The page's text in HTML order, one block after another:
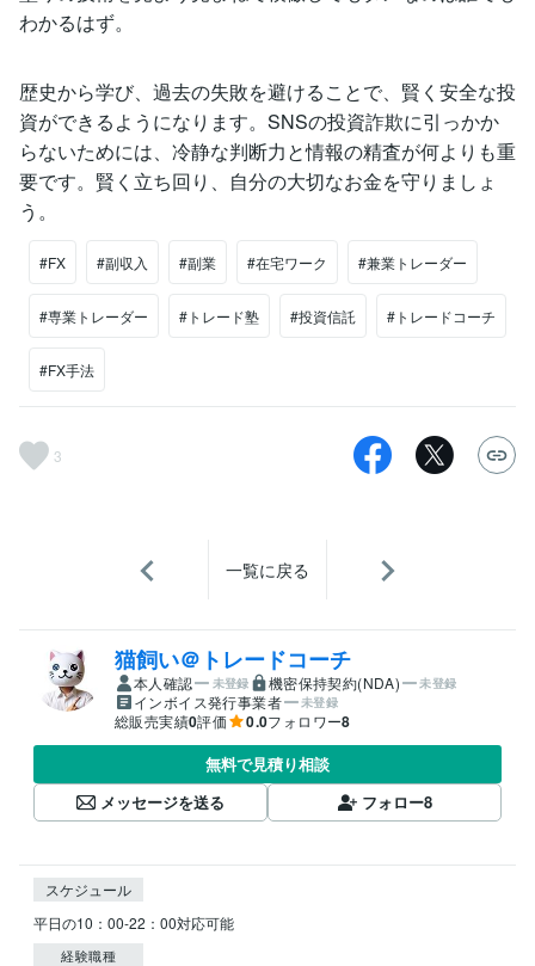
わかるはず。
歴史から学び、過去の失敗を避けることで、賢く安全な投
資ができるようになります。SNSの投資詐欺に引っかか
らないためには、冷静な判断力と情報の精査が何よりも重
要です。賢く立ち回り、自分の大切なお金を守りましょ
う。
#FX #副収入 #副業 #在宅ワーク #兼業トレーダー
#専業トレーダー #トレード塾 #投資信託 #トレードコーチ
#FX手法
3
一覧に戻る
猫飼い＠トレードコーチ
本人確認 未登録 機密保持契約(NDA) 未登録
インボイス発行事業者 未登録
総販売実績0評価 0.0フォロワー8
無料で見積り相談
メッセージを送る
フォロー8
スケジュール
平日の10：00-22：00対応可能
経験職種